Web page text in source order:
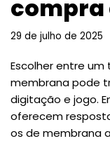
29 de julho de 2025
Escolher entre um
membrana pode
digitação e jogo.
oferecem
os de membrana